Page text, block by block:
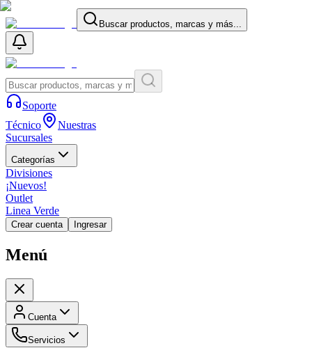
Buscar productos, marcas y más...
Soporte
Técnico
Nuestras
Sucursales
Categorías
Divisiones
¡Nuevos!
Outlet
Linea Verde
Crear cuenta Ingresar
Menú
Cuenta
Servicios